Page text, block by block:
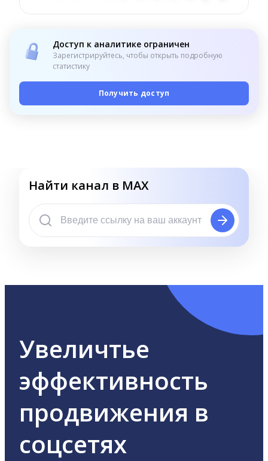
Доступ к аналитике ограничен
Зарегистрируйтесь, чтобы открыть подробную
статистику
Получить доступ
Найти канал в MAX
Увеличтье
эффективность
продвижения в
соцсетях